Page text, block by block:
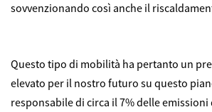
sovvenzionando così anche il
Questo tipo di mobilità ha pertanto un
elevato per il nostro futuro su questo
responsabile di circa il 7% delle emissioni